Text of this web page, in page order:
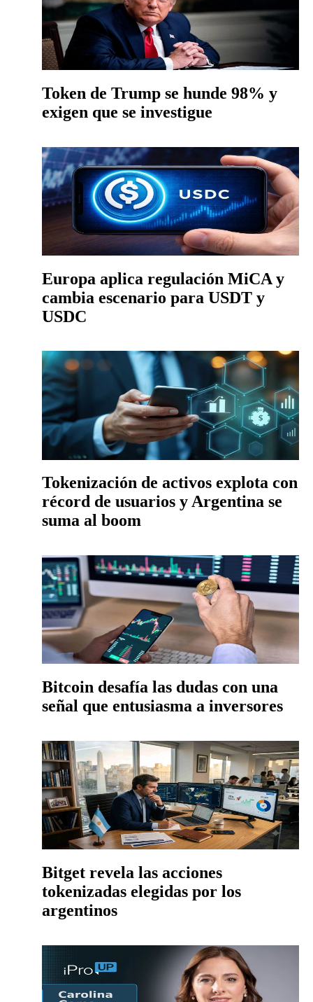
Token de Trump se hunde 98% y
exigen que se investigue
Europa aplica regulación MiCA y
cambia escenario para USDT y
USDC
Tokenización de activos explota con
récord de usuarios y Argentina se
suma al boom
Bitcoin desafía las dudas con una
señal que entusiasma a inversores
Bitget revela las acciones
tokenizadas elegidas por los
argentinos